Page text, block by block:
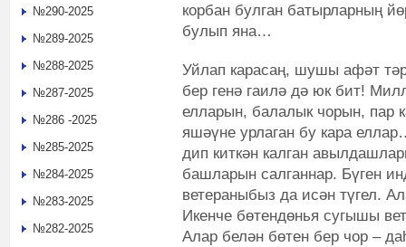
корбан булган батырларның
булып яна…
Уйлап карасаң, шушы афәт
бер генә гаилә дә юк бит!
елларын, балалык чорын, пар
яшәүне урлаган бу кара
дип киткән калган
башларын салганнар. Бүген
ветераныбыз да исән түгел.
Икенче бөтендөнья сугышы
Алар белән бөтен бер чор –
№290-2025
№289-2025
№288-2025
№287-2025
№286 -2025
№285-2025
№284-2025
№283-2025
№282-2025